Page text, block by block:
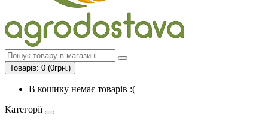
Товарів: 0 (0грн.)
В кошику немає товарів :(
Категорії